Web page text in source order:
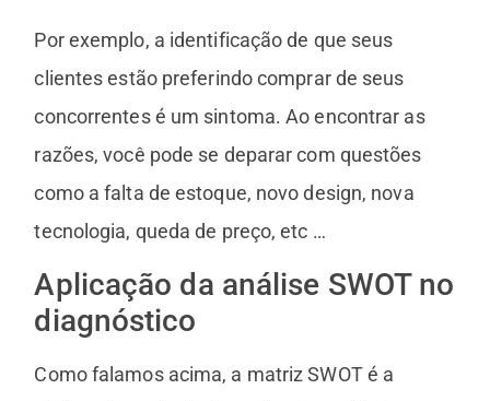
Por exemplo, a identificação de que seus
clientes estão preferindo comprar de seus
concorrentes é um sintoma. Ao encontrar as
razões, você pode se deparar com questões
como a falta de estoque, novo design, nova
tecnologia, queda de preço, etc …
Aplicação da análise SWOT no
diagnóstico
Como falamos acima, a matriz SWOT é a